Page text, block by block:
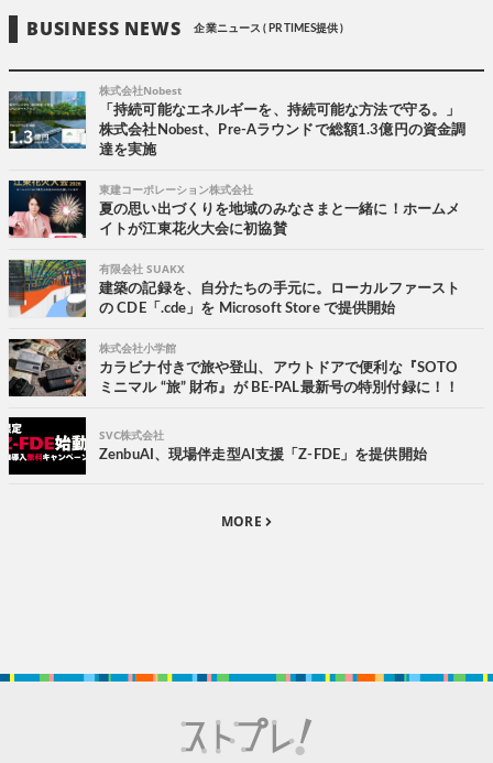
BUSINESS NEWS 企業ニュース ( PR TIMES提供 )
株式会社Nobest
「持続可能なエネルギーを、持続可能な方法で守る。」
株式会社Nobest、Pre-Aラウンドで総額1.3億円の資金調
達を実施
東建コーポレーション株式会社
夏の思い出づくりを地域のみなさまと一緒に！ホームメ
イトが江東花火大会に初協賛
有限会社 SUAKX
建築の記録を、自分たちの手元に。ローカルファースト
の CDE「.cde」を Microsoft Store で提供開始
株式会社小学館
カラビナ付きで旅や登山、アウトドアで便利な『SOTO
ミニマル “旅” 財布』が BE-PAL最新号の特別付録に！！
SVC株式会社
ZenbuAI、現場伴走型AI支援「Z-FDE」を提供開始
MORE